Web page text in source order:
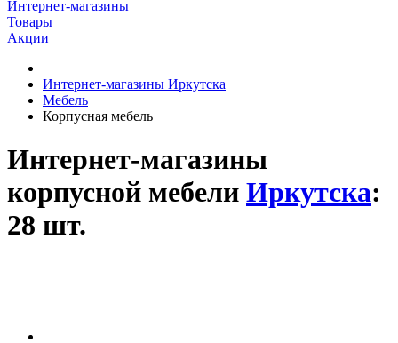
Интернет-магазины
Товары
Акции
Интернет-магазины Иркутска
Мебель
Корпусная мебель
Интернет-магазины
корпусной мебели Иркутска:
28 шт.